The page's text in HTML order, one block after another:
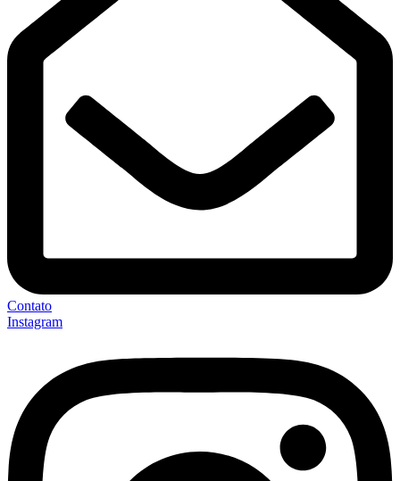
Contato
Instagram